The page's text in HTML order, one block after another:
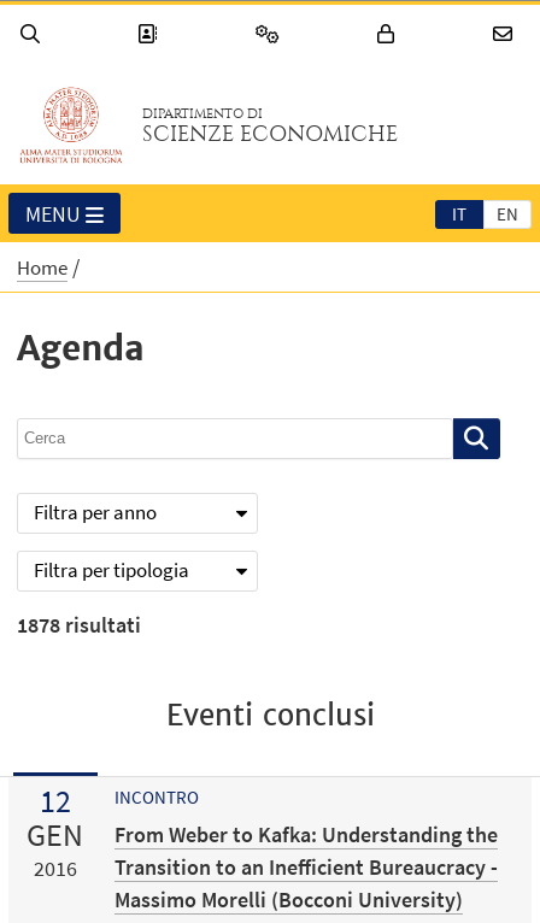
DIPARTIMENTO DI
SCIENZE ECONOMICHE
IT EN
MENU
Home
Agenda
Filtra per anno
Filtra per tipologia
1878 risultati
Eventi conclusi
12
GEN
2016
INCONTRO
From Weber to Kafka: Understanding the
Transition to an Inefficient Bureaucracy -
Massimo Morelli (Bocconi University)